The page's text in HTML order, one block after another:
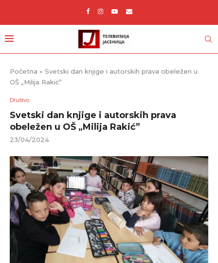
Početna » Svetski dan knjige i autorskih prava obeležen u
OŠ „Milija Rakić”
Društvo
Svetski dan knjige i autorskih prava
obeležen u OŠ „Milija Rakić”
23/04/2024